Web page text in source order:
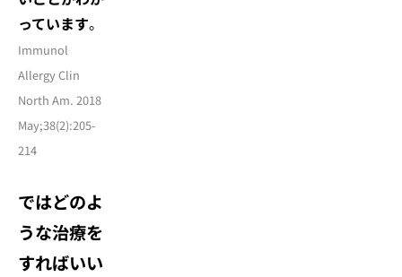
っています。
Immunol
Allergy Clin
North Am. 2018
May;38(2):205-
214
ではどのよ
うな治療を
すればいい